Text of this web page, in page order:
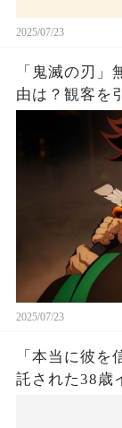
2025/07/23
「鬼滅の刃
由は？観客を
2025/07/23
「本当に彼
託された38歳